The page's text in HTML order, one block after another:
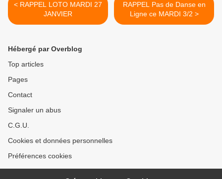
< RAPPEL LOTO MARDI 27
JANVIER
RAPPEL Pas de Danse en
Ligne ce MARDI 3/2 >
Hébergé par Overblog
Top articles
Pages
Contact
Signaler un abus
C.G.U.
Cookies et données personnelles
Préférences cookies